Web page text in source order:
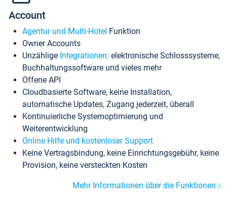
Account
Agentur und Multi-Hotel Funktion
Owner Accounts
Unzählige Integrationen: elektronische Schlosssysteme,
Buchhaltungssoftware und vieles mehr
Offene API
Cloudbasierte Software, keine Installation,
automatische Updates, Zugang jederzeit, überall
Kontinuierliche Systemoptimierung und
Weiterentwicklung
Online Hilfe und kostenloser Support
Keine Vertragsbindung, keine Einrichtungsgebühr, keine
Provision, keine versteckten Kosten
Mehr Informationen über die Funktionen